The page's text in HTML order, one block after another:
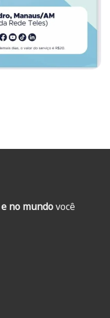
no mundovocê